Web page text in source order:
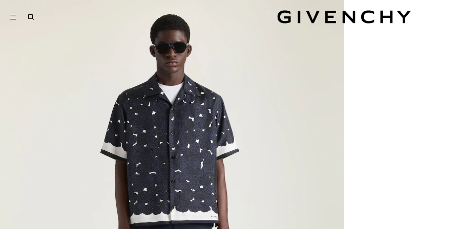
Givenchy